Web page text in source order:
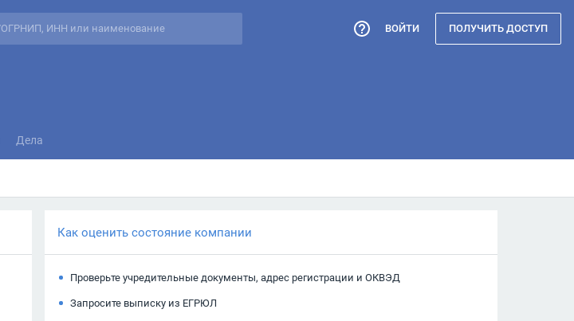
Дела
ВОЙТИ ПОЛУЧИТЬ ДОСТУП
Как оценить состояние компании
Проверьте учредительные документы, адрес регистрации и ОКВЭД
Запросите выписку из ЕГРЮЛ